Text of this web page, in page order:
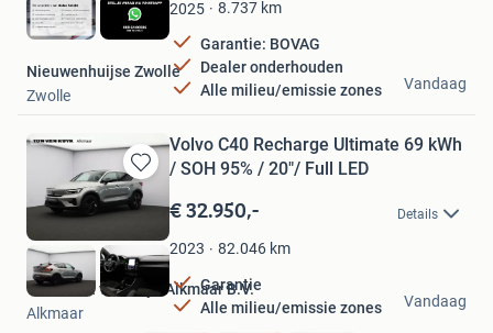
2025 8.737 km
Garantie: BOVAG
Dealer onderhouden
Alle milieu/emissie zones
Nieuwenhuijse Zwolle
Zwolle
Vandaag
Bewaren
in
Favorieten
Volvo C40 Recharge Ultimate 69 kWh
/ SOH 95% / 20"/ Full LED
€ 32.950,- Details
2023 82.046 km
Garantie
Alle milieu/emissie zones
Volvo Ton van Kuyk Alkmaar B.V.
Alkmaar
Vandaag